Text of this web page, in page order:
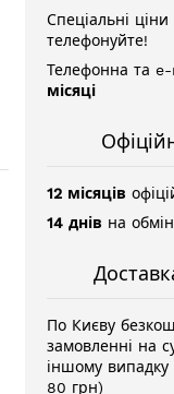
Спеціальні
телефонуйте!
Телефонна та
місяці
12 місяців
14 днів на
По Києву
замовленні на
іншому випадку
80 грн)